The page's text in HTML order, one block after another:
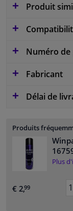
Produit
Numéro
Fabricant
Délai de
Produits
Plus
€ 2,99